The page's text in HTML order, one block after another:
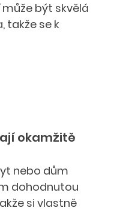
být skvělá
takže se k
okamžitě
nebo dům
dohodnutou
si vlastně